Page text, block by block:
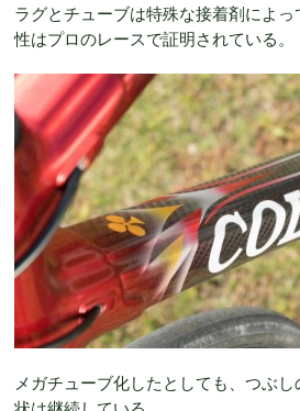
ラグとチューブは特殊な接着剤によ
性はプロのレースで証明されている。
メガチューブ化したとしても、つぶ